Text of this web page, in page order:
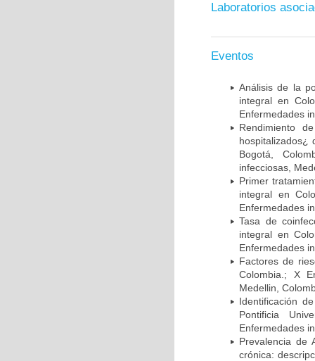
Laboratorios
Eventos
Análisis de la
integral en
Enfermedades
Rendimiento
hospitalizados¿
Bogotá,
infecciosas,
Primer
integral en
Enfermedades
Tasa de
integral en
Enfermedades
Factores de
Colombia.; X
Medellin,
Identificación
Pontificia
Enfermedades
Prevalencia de
crónica: